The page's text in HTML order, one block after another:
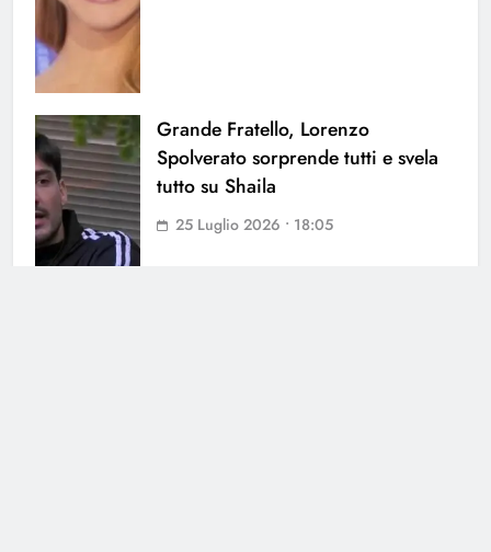
Grande Fratello, Lorenzo
Spolverato sorprende tutti e svela
tutto su Shaila
25 Luglio 2026 • 18:05